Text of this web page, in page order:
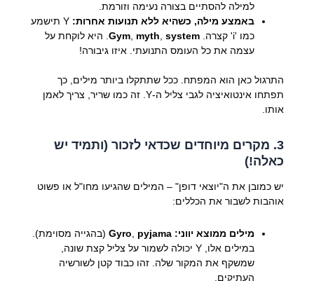
למילה להסתיים בצורה נעימה וזורמת.
באמצע מילה, כשהיא ללא תנועות אחרות:
Y תישמע
כמו 'i' קצרה.
Gym, myth,system
. היא לוקחת על
עצמה את כל העומס התנועתי. איזו גיבורה!
התרגול כאן הוא המפתח. ככל שתתקלו ביותר מילים, כך
תפתחו אינטואיציה לגבי צליל ה-Y. זה כמו שריר, צריך לאמן
אותו.
3. מקרים מיוחדים שכדאי לזכור (ותמיד יש
כאלה!)
יש כמובן את ה"יוצאי דופן" – המילים שהגיעו מחו"ל או פשוט
אוהבות לשבור את הכללים:
מילים ממוצא יווני: Gyro pyjama
(בהגייה מסוימת).
במילים אלו, Y יכולה לשמור על צליל קצת שונה,
שמשקף את המקור שלה. זהו כבוד קטן לשורשיה
העתיקים.